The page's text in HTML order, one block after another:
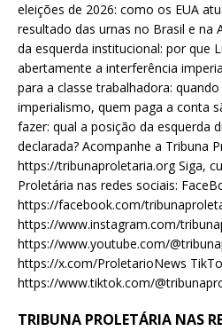
eleições de 2026: como os EUA
resultado das urnas no Brasil e na
da esquerda institucional: por que
abertamente a interferência
para a classe trabalhadora:
imperialismo, quem paga a conta
fazer: qual a posição da esquerda
declarada? Acompanhe a Tribuna
https://tribunaproletaria.org Siga,
Proletária nas redes sociais:
https://facebook.com/
https://www.instagram.com/
https://www.youtube.com/
https://x.com/ProletarioNews
https://www.tiktok.com/
TRIBUNA PROLETÁRIA NAS